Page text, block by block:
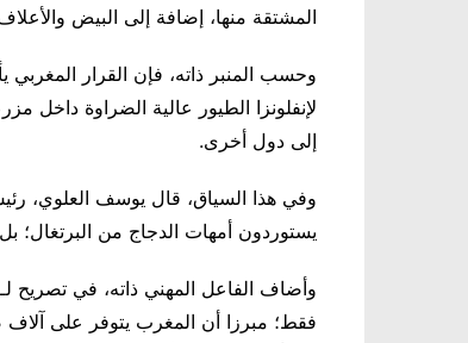
المشتقة منها، إضافة إلى البيض والأعلاف
وحسب المنبر ذاته، فإن القرار المغربي
لإنفلونزا الطيور عالية الضراوة
إلى دول أخرى.
وفي هذا السياق، قال يوسف العلوي، رئيس
يستوردون أمهات الدجاج من البرتغال؛
وأضاف الفاعل المهني ذاته، في تصريح
فقط؛ مبرزا أن المغرب يتوفر على آلاف